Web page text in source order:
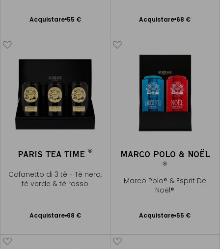
Acquistare 55 €
Aggiungere
Acquistare 68 €
Aggiungere
PARIS TEA TIME®
Cofanetto di 3 tè - Tè nero,
tè verde & tè rosso
Acquistare 68 €
Aggiungere
MARCO POLO & NOËL
®
Marco Polo® & Esprit De
Noël®
Acquistare 55 €
Aggiungere